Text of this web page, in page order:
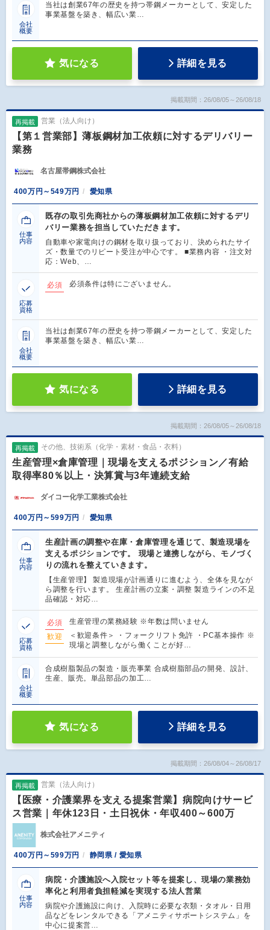
会社
概要
当社は創業67年の歴史を持つ帯鋼メーカーとして、安定した
事業基盤を築き、幅広い業…
気になる 詳細を見る
掲載期間：26/08/05～26/08/18
再掲載 営業（法人向け）
【第１営業部】薄板鋼材加工依頼に対するデリバリー
業務
名古屋帯鋼株式会社
400万円～549万円 愛知県
仕事
内容
既存の取引先商社からの薄板鋼材加工依頼に対するデリ
バリー業務を担当していただきます。
自動車や家電向けの鋼材を取り扱っており、決められたサイ
ズ・数量でのリピート受注が中心です。 ■業務内容 ・注文対
応：Web、…
応募
資格
必須 必須条件は特にございません。
会社
概要
当社は創業67年の歴史を持つ帯鋼メーカーとして、安定した
事業基盤を築き、幅広い業…
気になる 詳細を見る
掲載期間：26/08/05～26/08/18
再掲載 その他、技術系（化学・素材・食品・衣料）
生産管理×倉庫管理｜現場を支えるポジション／有給
取得率80％以上・決算賞与3年連続支給
ダイコー化学工業株式会社
400万円～599万円 愛知県
仕事
内容
生産計画の調整や在庫・倉庫管理を通じて、製造現場を
支えるポジションです。 現場と連携しながら、モノづく
りの流れを整えていきます。
【生産管理】 製造現場が計画通りに進むよう、全体を見なが
ら調整を行います。 生産計画の立案・調整 製造ラインの不足
品確認・対応…
応募
資格
必須
生産管理の業務経験 ※年数は問いません
歓迎
＜歓迎条件＞ ・フォークリフト免許 ・PC基本操作 ※
現場と調整しながら働くことが好…
会社
概要
合成樹脂製品の製造・販売事業 合成樹脂部品の開発、設計、
生産、販売。単品部品の加工…
気になる 詳細を見る
掲載期間：26/08/04～26/08/17
再掲載 営業（法人向け）
【医療・介護業界を支える提案営業】病院向けサービ
ス営業｜年休123日・土日祝休・年収400～600万
株式会社アメニティ
400万円～599万円 静岡県 / 愛知県
仕事
内容
病院・介護施設へ入院セット等を提案し、現場の業務効
率化と利用者負担軽減を実現する法人営業
病院や介護施設に向け、入院時に必要な衣類・タオル・日用
品などをレンタルできる「アメニティサポートシステム」を
中心に提案営…